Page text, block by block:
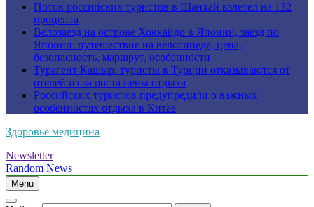
Поток российских туристов в Шанхай взлетел на 132
процента
Велозаезд на острове Хоккайдо в Японии, заезд по
Японии: путешествие на велосипеде, цена,
безопасность, маршрут, особенности
Турагент Кашыр: туристы в Турции отказываются от
отелей из-за роста цены отдыха
Российских туристов предупредили о важных
особенностях отдыха в Китае
Здоровье медицина
Newsletter
Random News
Menu